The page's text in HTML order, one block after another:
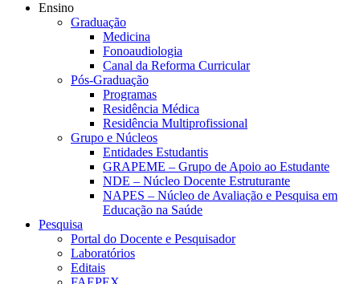
Ensino
Graduação
Medicina
Fonoaudiologia
Canal da Reforma Curricular
Pós-Graduação
Programas
Residência Médica
Residência Multiprofissional
Grupo e Núcleos
Entidades Estudantis
GRAPEME – Grupo de Apoio ao Estudante
NDE – Núcleo Docente Estruturante
NAPES – Núcleo de Avaliação e Pesquisa em
Educação na Saúde
Pesquisa
Portal do Docente e Pesquisador
Laboratórios
Editais